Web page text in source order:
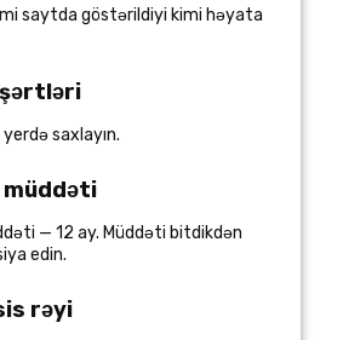
saytda göstərildiyi kimi həyata
saxlayın.
müddəti
— 12 ay. Müddəti bitdikdən
edin.
rəyi